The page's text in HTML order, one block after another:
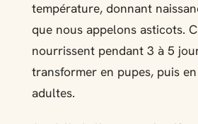
température, donnant
que nous appelons asticots.
nourrissent pendant 3 à 5
transformer en pupes, puis
adultes.